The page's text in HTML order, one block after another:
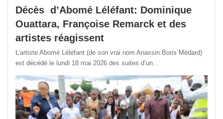
Décès d’Abomé Léléfant: Dominique
Ouattara, Françoise Remarck et des
artistes réagissent
L’artiste Abomé Léléfant (de son vrai nom Anassin Boris Médard)
est décédé le lundi 18 mai 2026 des suites d’un…